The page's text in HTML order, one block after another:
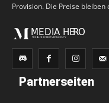
Provision. Die Preise
Partnerseiten